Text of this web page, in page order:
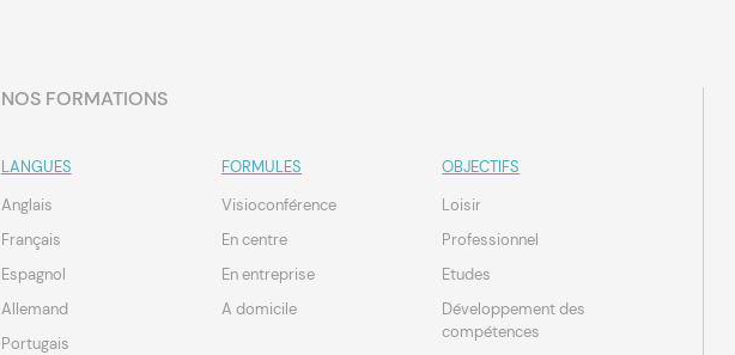
NOS FORMATIONS
LANGUES
Anglais
Français
Espagnol
Allemand
Portugais
FORMULES
Visioconférence
En centre
En entreprise
A domicile
OBJECTIFS
Loisir
Professionnel
Etudes
Développement des
compétences